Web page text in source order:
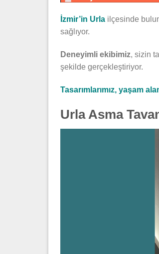
İzmir’in Urla ilçesinde
sağlıyor.
Deneyimli ekibimiz, sizin
şekilde gerçekleştiriyor.
Tasarımlarımız, yaşam
Urla Asma